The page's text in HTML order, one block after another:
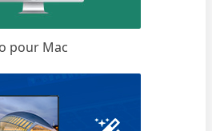
pour Mac